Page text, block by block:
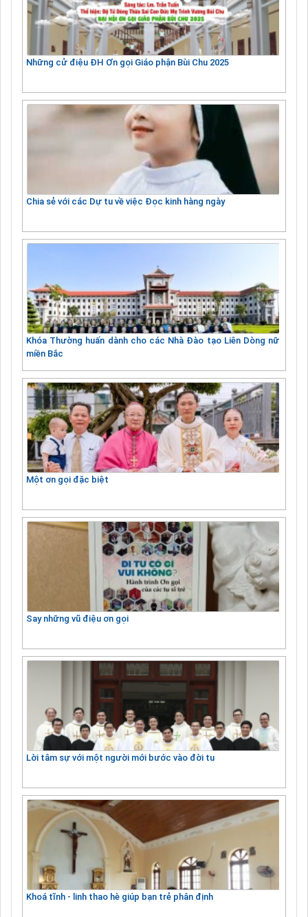
Những cử điệu ĐH Ơn gọi Giáo phận Bùi Chu 2025
Chia sẻ với các Dự tu về việc Đọc kinh hàng ngày
Khóa Thường huấn dành cho các Nhà Đào tạo Liên Dòng nữ
miền Bắc
Một ơn gọi đặc biệt
Say những vũ điệu ơn gọi
Lời tâm sự với một người mới bước vào đời tu
Khoá tĩnh - linh thao hè giúp bạn trẻ phân định